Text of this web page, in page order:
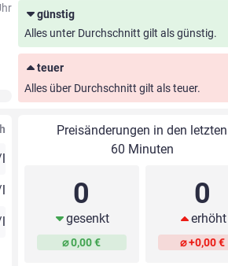
günstig
Alles unter Durchschnitt gilt als günstig.
teuer
Alles über Durchschnitt gilt als teuer.
Preisänderungen in den letzten
60 Minuten
0
gesenkt
⌀ 0,00 €
0
erhöht
⌀ +0,00 €